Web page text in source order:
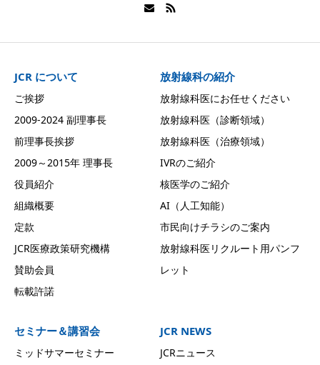
JCR について
ご挨拶
2009-2024 副理事長
前理事長挨拶
2009～2015年 理事長
役員紹介
組織概要
定款
JCR医療政策研究機構
賛助会員
転載許諾
放射線科の紹介
放射線科医にお任せください
放射線科医（診断領域）
放射線科医（治療領域）
IVRのご紹介
核医学のご紹介
AI（人工知能）
市民向けチラシのご案内
放射線科医リクルート用パンフ
レット
セミナー＆講習会
ミッドサマーセミナー
JCR NEWS
JCRニュース